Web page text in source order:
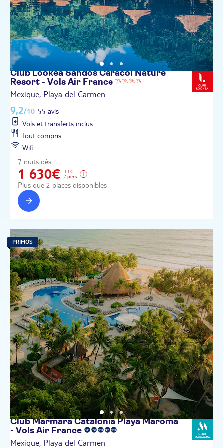
Club Lookéa Sandos Caracol Nature
Resort - Vols Air France
Mexique, Playa del Carmen
9,2/10 55 avis
Vols et transferts inclus
Tout compris
Wifi
7 nuits dès
1 630€
TTC
/ pers.
Plus que 2 places disponibles
PRIMOS
Club Marmara Catalonia Playa Maroma
- Vols Air France
Mexique, Playa del Carmen